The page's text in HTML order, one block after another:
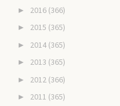
► 2016 (366)
► 2015 (365)
► 2014 (365)
► 2013 (365)
► 2012 (366)
► 2011 (365)